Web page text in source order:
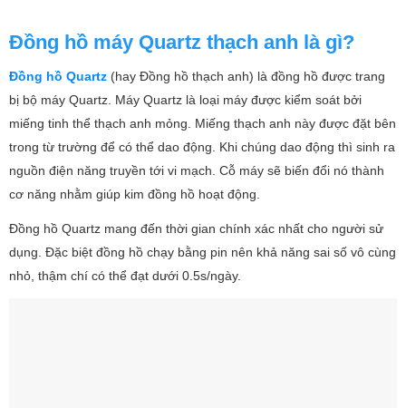
Đồng hồ máy Quartz thạch anh là gì?
Đồng hồ Quartz (hay Đồng hồ thạch anh) là đồng hồ được trang
bị bộ máy Quartz. Máy Quartz là loại máy được kiểm soát bởi
miếng tinh thể thạch anh mỏng. Miếng thạch anh này được đặt bên
trong từ trường để có thể dao động. Khi chúng dao động thì sinh ra
nguồn điện năng truyền tới vi mạch. Cỗ máy sẽ biến đổi nó thành
cơ năng nhằm giúp kim đồng hồ hoạt động.
Đồng hồ Quartz mang đến thời gian chính xác nhất cho người sử
dụng. Đặc biệt đồng hồ chạy bằng pin nên khả năng sai số vô cùng
nhỏ, thậm chí có thể đạt dưới 0.5s/ngày.